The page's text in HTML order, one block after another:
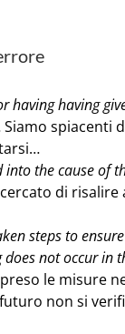
having having
spiacenti
into the cause of
di risalire
steps to
not occur in
le misure
non si